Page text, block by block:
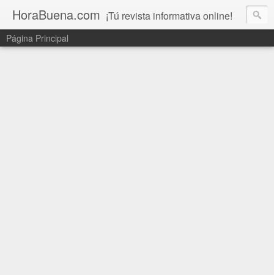
HoraBuena.com ¡Tú revista informativa online!
Página Principal